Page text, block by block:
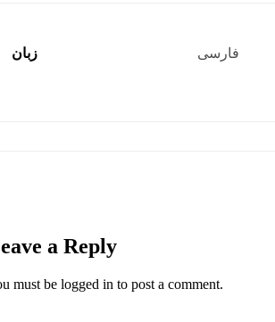
زبان فارسی
a Reply
must belogged in to post a comment.